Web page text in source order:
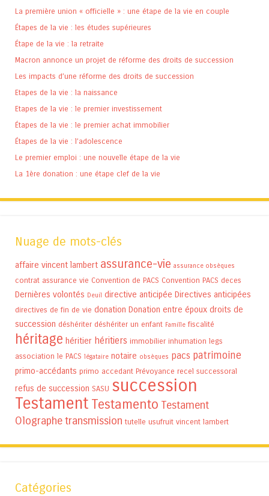
La première union « officielle » : une étape de la vie en couple
Étapes de la vie : les études supérieures
Étape de la vie : la retraite
Macron annonce un projet de réforme des droits de succession
Les impacts d’une réforme des droits de succession
Etapes de la vie : la naissance
Etapes de la vie : le premier investissement
Étapes de la vie : le premier achat immobilier
Étapes de la vie : l’adolescence
Le premier emploi : une nouvelle étape de la vie
La 1ère donation : une étape clef de la vie
Nuage de mots-clés
affaire vincent lambert assurance-vie assurance obsèques
contrat assurance vie Convention de PACS Convention PACS deces
Dernières volontés Deuil directive anticipée Directives anticipées
directives de fin de vie donation Donation entre époux droits de
succession déshériter déshériter un enfant Famille fiscalité
héritage héritier héritiers immobilier inhumation legs
association le PACS légataire notaire obsèques pacs patrimoine
primo-accédants primo accedant Prévoyance recel successoral
refus de succession SASU succession
Testament Testamento Testament
Olographetransmission tutelle usufruit vincent lambert
Catégories